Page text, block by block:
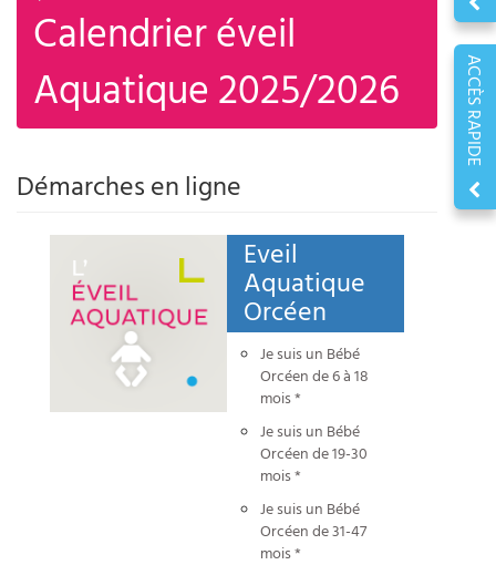
ACCÈS RAPIDE
Calendrier éveil
Aquatique 2025/2026
Démarches en ligne
Eveil
Aquatique
Orcéen
Je suis un Bébé
Orcéen de 6 à 18
mois *
Je suis un Bébé
Orcéen de 19-30
mois *
Je suis un Bébé
Orcéen de 31-47
mois *